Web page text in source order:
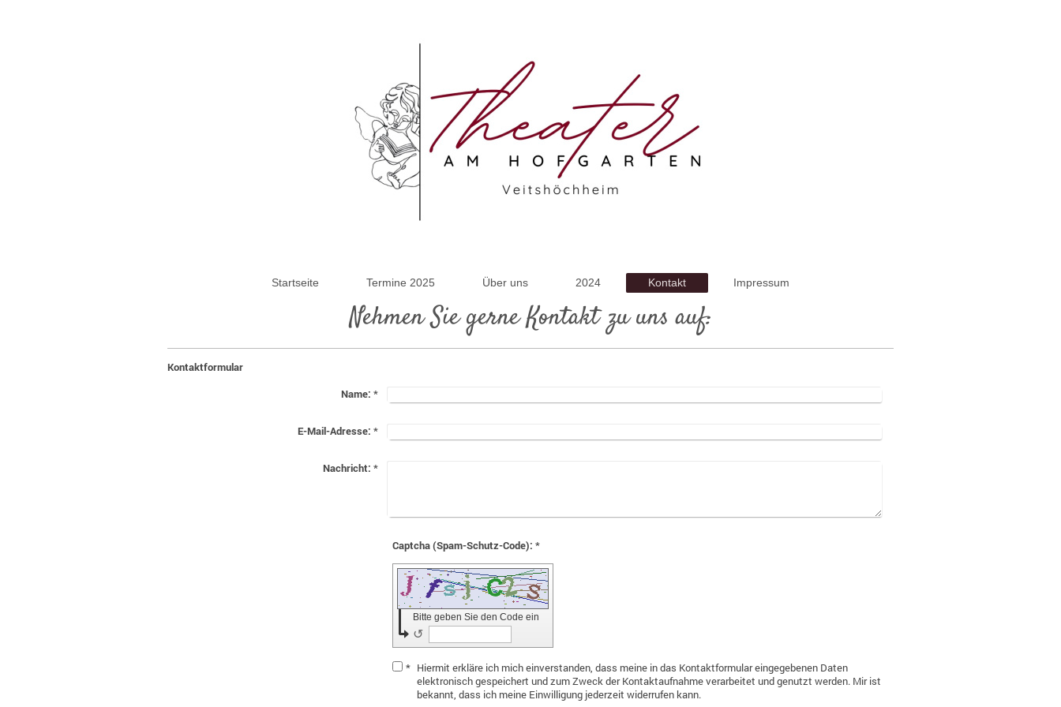
Startseite Termine 2025 Über uns 2024 Kontakt Impressum
Nehmen Sie gerne Kontakt zu uns auf:
Kontaktformular
Name: *
E-Mail-Adresse: *
Nachricht: *
Captcha (Spam-Schutz-Code): *
Bitte geben Sie den Code ein
↺
* Hiermit erkläre ich mich einverstanden, dass meine in das Kontaktformular eingegebenen Daten
elektronisch gespeichert und zum Zweck der Kontaktaufnahme verarbeitet und genutzt werden. Mir ist
bekannt, dass ich meine Einwilligung jederzeit widerrufen kann.